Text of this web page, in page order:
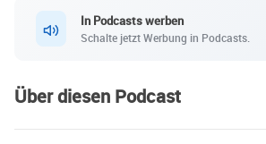
In Podcasts werben
Schalte jetzt Werbung in Podcasts.
Über diesen Podcast